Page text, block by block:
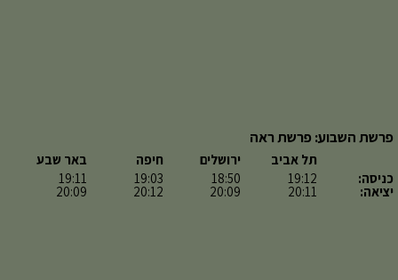
פרשת השבוע: פרשת ראה
כניסה:
יציאה:
תל אביב
19:12
20:11
ירושלים
18:50
20:09
חיפה
19:03
20:12
באר שבע
19:11
20:09